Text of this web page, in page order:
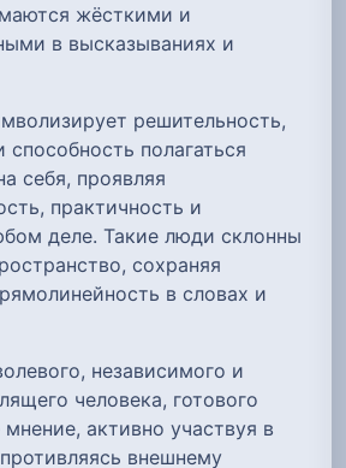
жёсткими и
в высказываниях и
решительность,
способность полагаться
себя, проявляя
практичность и
деле. Такие люди склонны
сохраняя
в словах и
независимого и
человека, готового
активно участвуя в
внешнему